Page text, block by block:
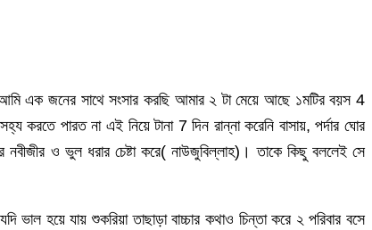
এক জনের সাথে সংসার করছি আমার ২ টা মেয়ে আছে ১মটির বয়স 4
পারত না এই নিয়ে টানা 7 দিন রান্না করেনি বাসায়, পর্দার ঘোর
ও ভুল ধরার চেষ্টা করে( নাউজুবিল্লাহ)। তাকে কিছু বললেই সে
হয়ে যায় শুকরিয়া তাছাড়া বাচ্চার কথাও চিন্তা করে ২ পরিবার বসে